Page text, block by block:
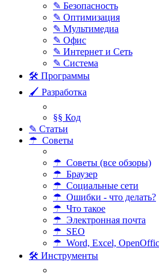
✎ Безопасность
✎ Оптимизация
✎ Мультимедиа
✎ Офис
✎ Интернет и Сеть
✎ Система
🛠 Программы
🖌 Разработка
§§ Код
✎ Статьи
☂ Советы
☂ Советы (все обзоры)
☂ Браузер
☂ Социальные сети
☂ Ошибки - что делать?
☂ Что такое
☂ Электронная почта
☂ SEO
☂ Word, Excel,
🛠 Инструменты